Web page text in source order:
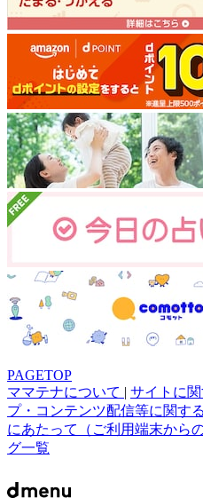
PAGETOP
ママテナについて | サイトに
プ・コンテンツ配信等に関す
にあたって（ご利用端末から
グ一覧